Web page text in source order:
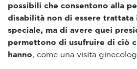
possibili che consentono alla
disabilità non di essere trattata
speciale, ma di avere quei
permettono di usufruire di ciò
hanno, come una visita